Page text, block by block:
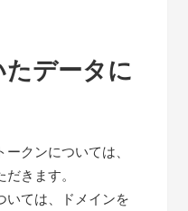
データに
クンについては、
きます。
いては、ドメインを